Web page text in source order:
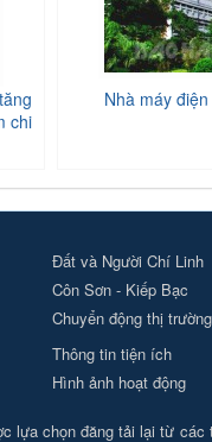
chi
Nhà máy
Đất và Người Chí Linh
Côn Sơn - Kiếp Bạc
Chuyển động thị trường
Thông tin tiện ích
Hình ảnh hoạt động
lựa chọn đăng tải lại từ